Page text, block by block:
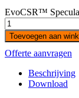
EvoCSR™
Toevoegen aan
Offerte aanvragen
Beschrijving
Download